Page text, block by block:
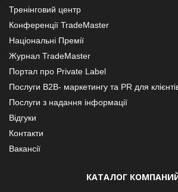
Тренінговий центр
Конференції TradeMaster
Національні Премії
Журнал TradeMaster
Портал про Private Label
Послуги В2В- маркетингу та PR для
Послуги з надання інформації
Відгуки
Контакти
Вакансії
КАТАЛОГ